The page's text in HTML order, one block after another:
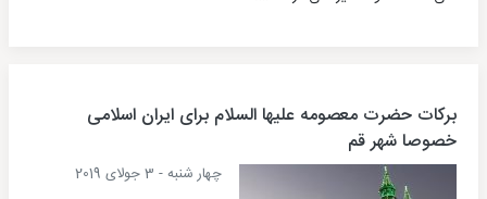
برکات حضرت معصومه علیها السلام برای ایران اسلامی
خصوصا شهر قم
چهار شنبه - 3 جولای 2019